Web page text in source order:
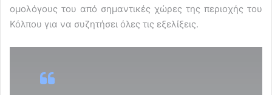
ομολόγους του από σημαντικές χώρες της περιοχής του
Κόλπου για να συζητήσει όλες τις εξελίξεις.